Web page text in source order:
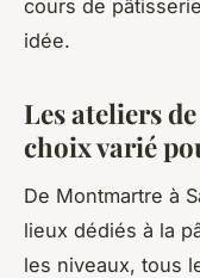
cours de
idée.
Les ateliers
choix varié
De Montmartre à
lieux dédiés à la
les niveaux, tous